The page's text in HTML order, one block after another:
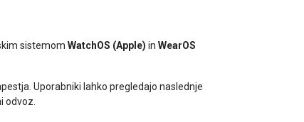
sistemom WatchOS (Apple) in WearOS
Uporabniki lahko pregledajo naslednje
odvoz.